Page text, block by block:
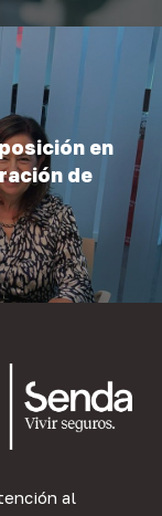
en
de
al